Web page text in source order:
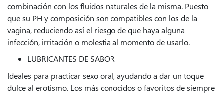
combinación con los fluidos naturales de la misma. Puesto
que su PH y composición son compatibles con los de la
vagina, reduciendo así el riesgo de que haya alguna
infección, irritación o molestia al momento de usarlo.
LUBRICANTES DE SABOR
Ideales para practicar sexo oral, ayudando a dar un toque
dulce al erotismo. Los más conocidos o favoritos de siempre